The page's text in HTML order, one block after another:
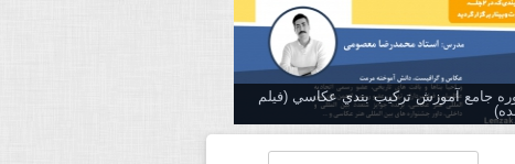
جامع آموزش تركيب بندي عكاسي (فیلم